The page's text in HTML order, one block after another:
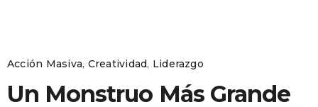
Acción Masiva, Creatividad, Liderazgo
Un Monstruo Más Grande